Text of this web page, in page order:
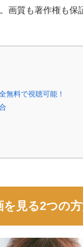
画質も著作権も保
無料で視聴可能！
見る2つの